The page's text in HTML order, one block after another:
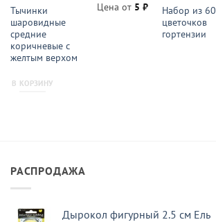
Тычинки
шаровидные
средние
коричневые с
желтым верхом
Цена от 5₽
В КОРЗИНУ
Набор из 60
цветочков
гортензии
РАСПРОДАЖА
Дырокол фигурный 2.5 см Ель